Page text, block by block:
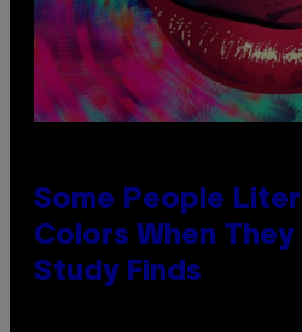
Some People
Colors When They
Study Finds